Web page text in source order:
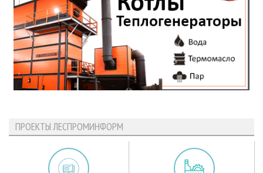
ПРОЕКТЫ ЛЕСПРОМИНФОРМ